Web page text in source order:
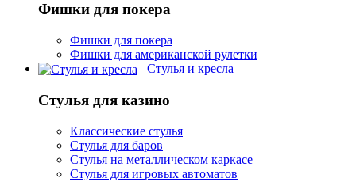
Фишки для покера
Фишки для покера
Фишки для американской рулетки
Стулья и кресла
Стулья для казино
Классические стулья
Стулья для баров
Стулья на металлическом каркасе
Стулья для игровых автоматов